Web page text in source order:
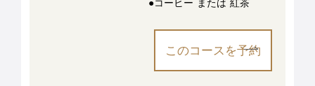
このコースを予約